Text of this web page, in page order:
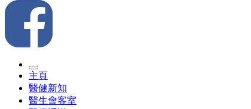
主頁
醫健新知
醫生會客室